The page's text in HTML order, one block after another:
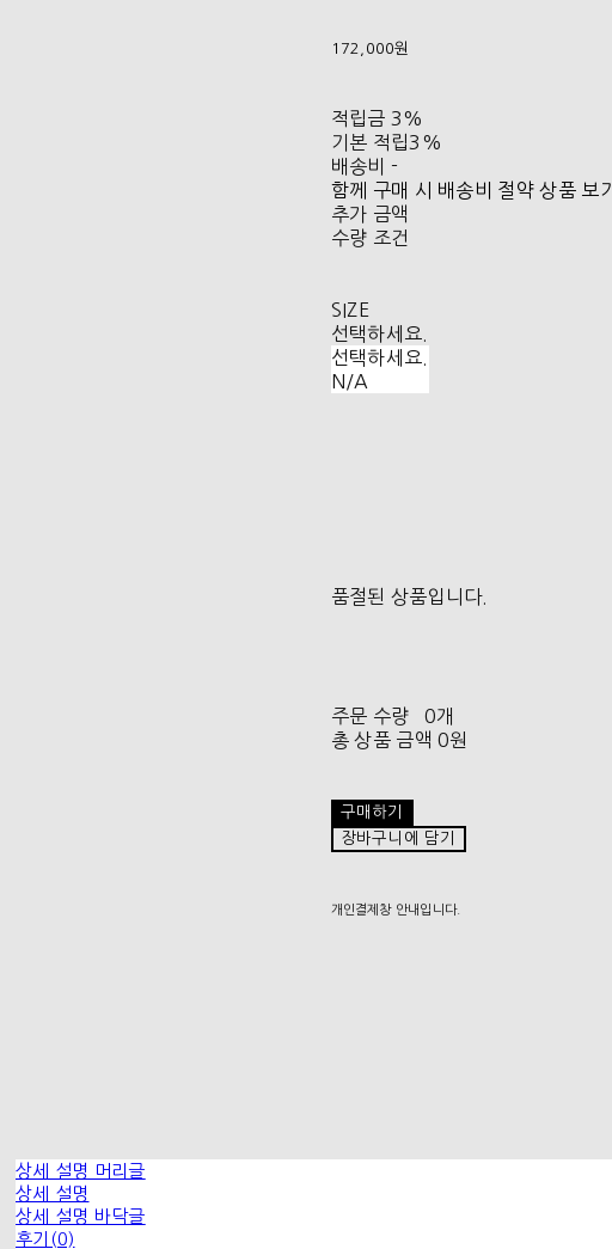
172,000원
적립금 3%
기본 적립3%
배송비 -
함께 구매 시 배송비 절약 상품 보기
추가 금액
수량 조건
SIZE
선택하세요.
선택하세요.
N/A
품절된 상품입니다.
주문 수량
0개
총 상품 금액 0원
구매하기
장바구니에 담기
개인결제창 안내입니다.
상세 설명 머리글
상세 설명
상세 설명 바닥글
후기(0)